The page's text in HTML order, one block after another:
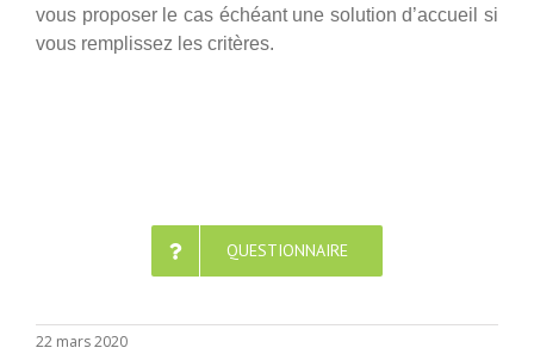
vous proposer le cas échéant une solution d’accueil si
vous remplissez les critères.
QUESTIONNAIRE
22 mars 2020